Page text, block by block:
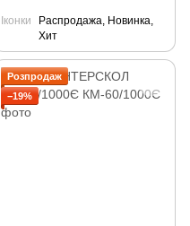
Іконки
Распродажа, Новинка,
Хит
Розпродаж
−19%